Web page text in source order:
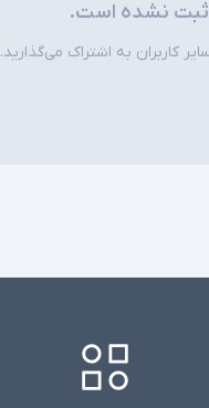
ثبت نشده است.
کاربران به اشتراک می‌گذارید.